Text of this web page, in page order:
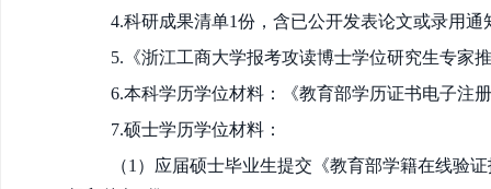
4.科研成果清单1份，含已公开发表论文或录用
5.《浙江工商大学报考攻读博士学位研究生专家
6.本科学历学位材料：《教育部学历证书电子注
7.硕士学历学位材料：
（1）应届硕士毕业生提交《教育部学籍在线验